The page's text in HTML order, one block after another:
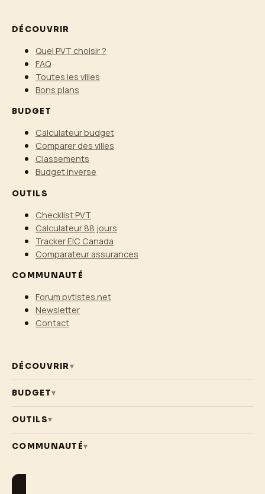
DÉCOUVRIR
Quel PVT choisir ?
FAQ
Toutes les villes
Bons plans
BUDGET
Calculateur budget
Comparer des villes
Classements
Budget inverse
OUTILS
Checklist PVT
Calculateur 88 jours
Tracker EIC Canada
Comparateur assurances
COMMUNAUTÉ
Forum pvtistes.net
Newsletter
Contact
DÉCOUVRIR▾
BUDGET▾
OUTILS▾
COMMUNAUTÉ▾